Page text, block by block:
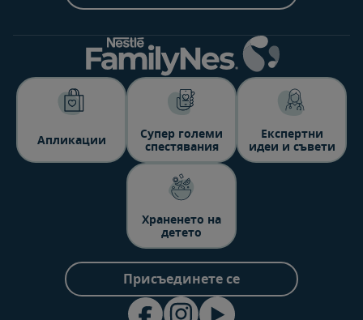
Aпликации
Супер големи
спестявания
Експертни
идеи и съвети
Храненето на
детето
Присъединете се